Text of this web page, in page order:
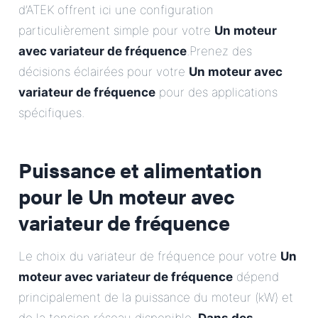
d’ATEK offrent ici une configuration
particulièrement simple pour votre Un moteur
avec variateur de fréquence.Prenez des
décisions éclairées pour votre Un moteur avec
variateur de fréquence pour des applications
spécifiques.
Puissance et alimentation
pour le Un moteur avec
variateur de fréquence
Le choix du variateur de fréquence pour votre Un
moteur avec variateur de fréquence dépend
principalement de la puissance du moteur (kW) et